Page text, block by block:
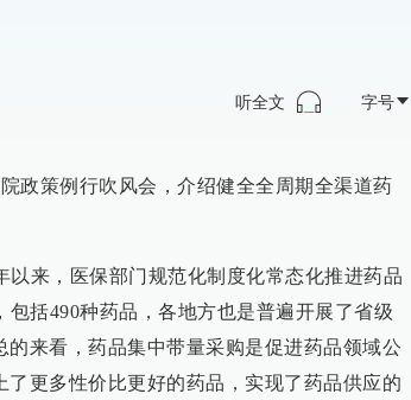
听全文 字号
政策例行吹风会，介绍健全全周期全渠道药
以来，医保部门规范化制度化常态化推进药品
括490种药品，各地方也是普遍开展了省级
来看，药品集中带量采购是促进药品领域公
更多性价比更好的药品，实现了药品供应的